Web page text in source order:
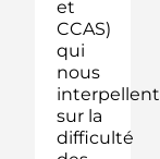
et
CCAS)
qui
nous
interpellent
sur la
difficulté